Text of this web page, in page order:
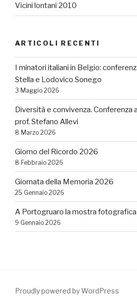
Vicini lontani 2010
ARTICOLI RECENTI
I minatori italiani in Belgio:
Stella e Lodovico Sonego
3 Maggio 2026
Diversità e convivenza. Conferenza
prof. Stefano Allevi
8 Marzo 2026
Giorno del Ricordo 2026
8 Febbraio 2026
Giornata della Memoria 2026
25 Gennaio 2026
A Portogruaro la mostra fotografica
9 Gennaio 2026
Proudly powered by WordPress